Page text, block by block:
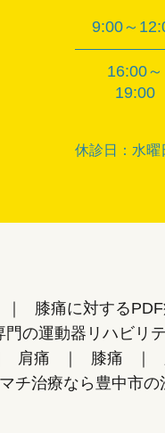
9:00～
16:00～
19:00
休診日：水曜
膝痛に対する
門の運動器リハビリ
肩痛 膝痛
チ治療なら豊中市